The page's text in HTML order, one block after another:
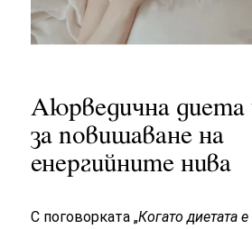
Аюрведична диета
за повишаване на
енергийните нива
С поговорката „Когато диетата